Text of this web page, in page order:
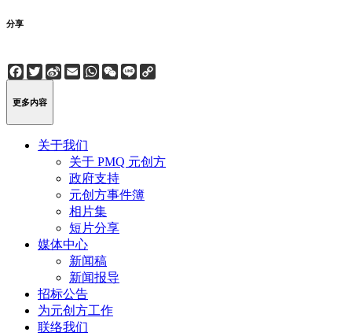
分享
Facebook
Twitter
Sina
Weibo
EmailWhatsApp
WeChat
Line
更多内容
关于我们
关于 PMQ 元创方
政府支持
元创方事件簿
相片集
短片分享
媒体中心
新闻稿
新闻报导
招标公告
为元创方工作
联络我们